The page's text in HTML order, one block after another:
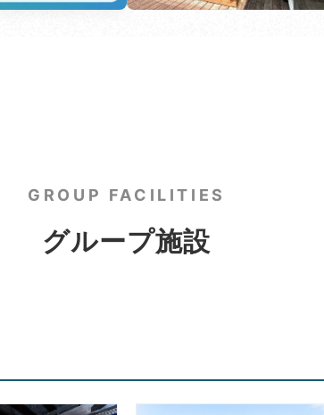
GROUP FACILITIES
グループ施設